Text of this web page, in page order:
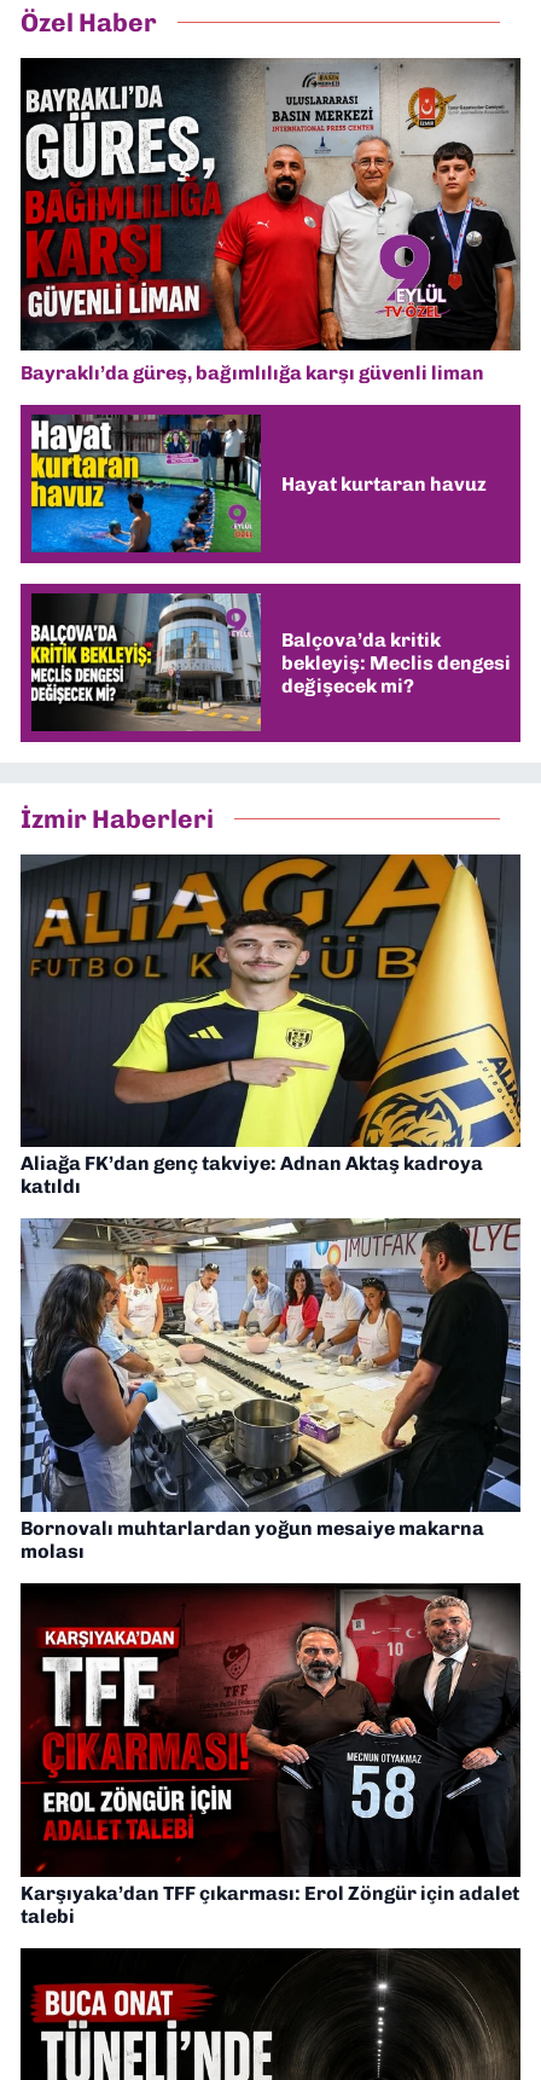
Özel Haber
Bayraklı’da güreş, bağımlılığa karşı güvenli liman
Hayat kurtaran havuz
Balçova’da kritik
bekleyiş: Meclis dengesi
değişecek mi?
İzmir Haberleri
Aliağa FK’dan genç takviye: Adnan Aktaş kadroya
katıldı
Bornovalı muhtarlardan yoğun mesaiye makarna
molası
Karşıyaka’dan TFF çıkarması: Erol Zöngür için adalet
talebi